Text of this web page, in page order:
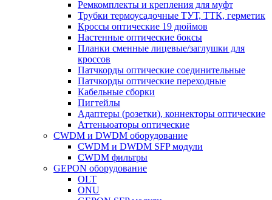
Ремкомплекты и крепления для муфт
Трубки термоусадочные ТУТ, ТТК, герметик
Кроссы оптические 19 дюймов
Настенные оптические боксы
Планки сменные лицевые/заглушки для
кроссов
Патчкорды оптические соединительные
Патчкорды оптические переходные
Кабельные сборки
Пигтейлы
Адаптеры (розетки), коннекторы оптические
Аттеньюаторы оптические
CWDM и DWDM оборудование
CWDM и DWDM SFP модули
CWDM фильтры
GEPON оборудование
OLT
ONU